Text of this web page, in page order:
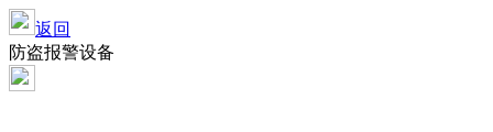
返回
防盗报警设备